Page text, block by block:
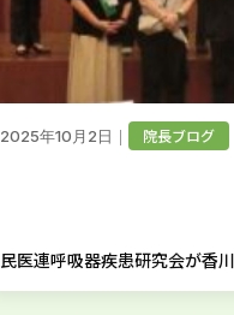
2025年10月2日 ｜ 院長ブログ
民医連呼吸器疾患研究会が香